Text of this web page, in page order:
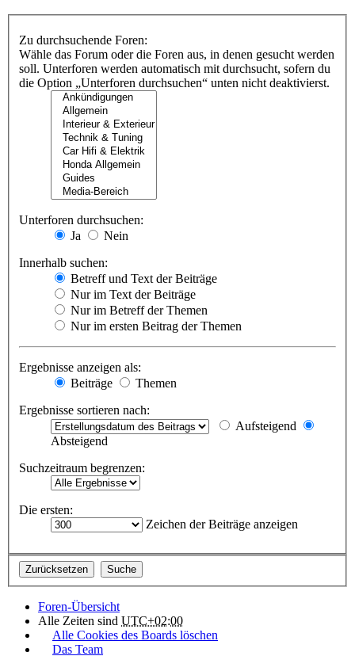
Zu durchsuchende Foren:
Wähle das Forum oder die Foren aus, in denen gesucht werden
soll. Unterforen werden automatisch mit durchsucht, sofern du
die Option „Unterforen durchsuchen“ unten nicht deaktivierst.
Unterforen durchsuchen:
Ja
Nein
Innerhalb suchen:
Betreff und Text der Beiträge
Nur im Text der Beiträge
Nur im Betreff der Themen
Nur im ersten Beitrag der Themen
Ergebnisse anzeigen als:
Beiträge
Themen
Ergebnisse sortieren nach:
Aufsteigend
Absteigend
Suchzeitraum begrenzen:
Die ersten:
Zeichen der Beiträge anzeigen
Foren-Übersicht
Alle Zeiten sind UTC+02:00
Alle Cookies des Boards löschen
Das Team